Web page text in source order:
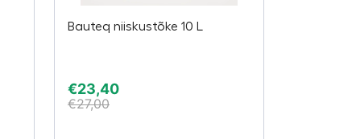
Bauteq niiskustõke 10 L
€23,40
€27,00